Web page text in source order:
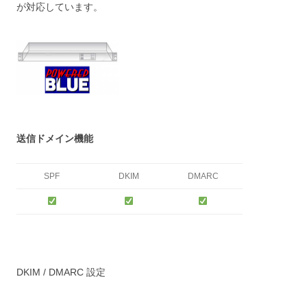
が対応しています。
送信ドメイン機能
SPF DKIM DMARC
DKIM / DMARC 設定